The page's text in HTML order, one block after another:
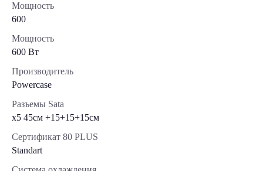
Мощность
600
Мощность
600 Вт
Производитель
Powercase
Разъемы Sata
x5 45cм +15+15+15см
Сертификат 80 PLUS
Standart